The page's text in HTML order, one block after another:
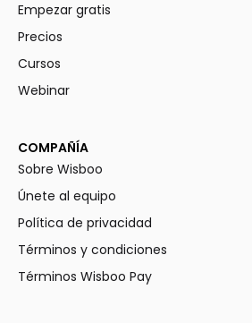
Empezar gratis
Precios
Cursos
Webinar
COMPAÑÍA
Sobre Wisboo
Únete al equipo
Política de privacidad
Términos y condiciones
Términos Wisboo Pay